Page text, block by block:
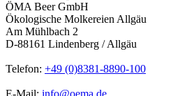
ÖMA Beer GmbH
Ökologische Molkereien Allgäu
Am Mühlbach 2
D-88161 Lindenberg / Allgäu
Telefon: +49 (0)8381-8890-100